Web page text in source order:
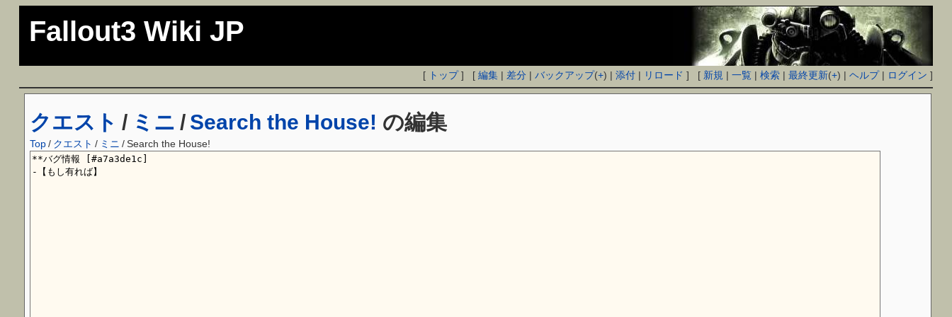
Fallout3 Wiki JP
[ トップ] [編集 | 差分 |バックアップ(+) |添付 | リロード ] [ 新規 |一覧 |検索 |最終更新(+) |ヘルプ| ログイン ]
クエスト / ミニ / Search the House! の編集
Top/ クエスト / ミニ / Search the House!